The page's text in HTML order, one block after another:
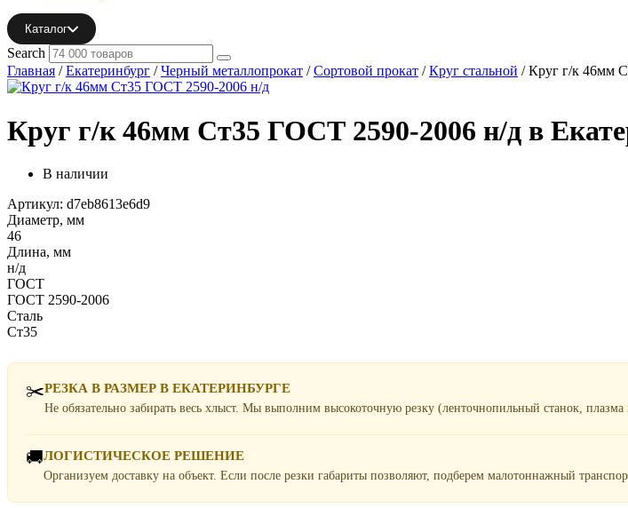
Каталог
Search
Главная /Екатеринбург /Черный металлопрокат /Сортовой прокат /Круг стальной / Круг г/к 46мм
Круг г/к 46мм Ст35 ГОСТ 2590-2006 н/д в
В наличии
Артикул: d7eb8613e6d9
Диаметр, мм
46
Длина, мм
н/д
ГОСТ
ГОСТ 2590-2006
Сталь
Ст35
✂️РЕЗКА В РАЗМЕР В ЕКАТЕРИНБУРГЕ
Не обязательно забирать весь хлыст. Мы выполним высокоточную резку (ленточнопильный станок,
🚚ЛОГИСТИЧЕСКОЕ РЕШЕНИЕ
Организуем доставку на объект. Если после резки габариты позволяют, подберем малотоннажный